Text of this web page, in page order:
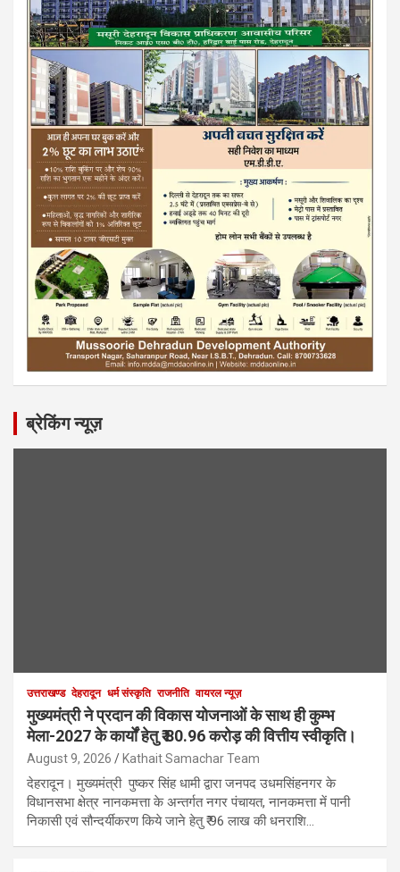
ब्रेकिंग न्यूज़
उत्तराखण्ड देहरादून धर्म संस्कृति राजनीति वायरल न्यूज़
मुख्यमंत्री ने प्रदान की विकास योजनाओं के साथ ही कुम्भ
मेला-2027 के कार्यों हेतु ₹ 80.96 करोड़ की वित्तीय स्वीकृति।
August 9, 2026 Kathait Samachar Team
देहरादून। मुख्यमंत्री पुष्कर सिंह धामी द्वारा जनपद उधमसिंहनगर के
विधानसभा क्षेत्र नानकमत्ता के अन्तर्गत नगर पंचायत, नानकमत्ता में पानी
निकासी एवं सौन्दर्यीकरण किये जाने हेतु ₹ 96 लाख की धनराशि…